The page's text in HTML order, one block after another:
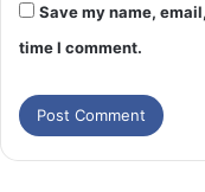
Save my name,
time I comment.